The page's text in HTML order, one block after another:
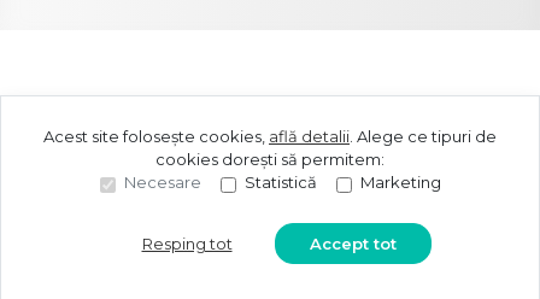
Acest site folosește cookies, află detalii Alege ce tipuri de
cookies dorești să permitem:
Necesare
Statistică Marketing
Resping tot Accept tot